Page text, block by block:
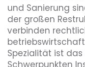
und Sanierung
der großen
verbinden
Spezialität ist
Schwerpunkten